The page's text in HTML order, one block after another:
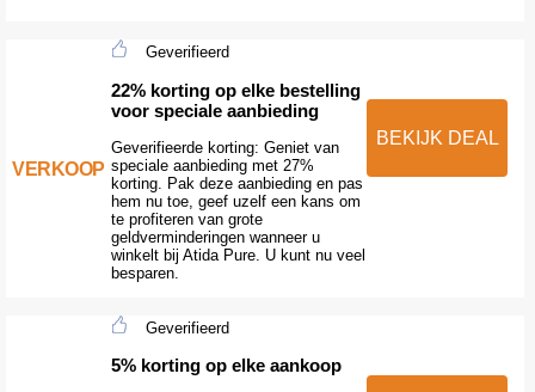
VERKOOP
Geverifieerd
22% korting op elke bestelling
voor speciale aanbieding
Geverifieerde korting: Geniet van
speciale aanbieding met 27%
korting. Pak deze aanbieding en pas
hem nu toe, geef uzelf een kans om
te profiteren van grote
geldverminderingen wanneer u
winkelt bij Atida Pure. U kunt nu veel
besparen.
BEKIJK DEAL
Geverifieerd
5% korting op elke aankoop